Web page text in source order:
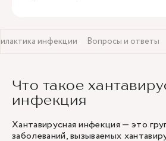
инфекции Вопросы и ответы
Что такое
инфекция
Хантавирусная инфекция — это
заболеваний, вызываемых